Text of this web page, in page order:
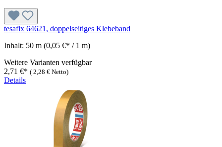
tesafix 64621, doppelseitiges Klebeband
Inhalt: 50 m (0,05 €* / 1 m)
Weitere Varianten verfügbar
2,71 €* ( 2,28 € Netto)
Details